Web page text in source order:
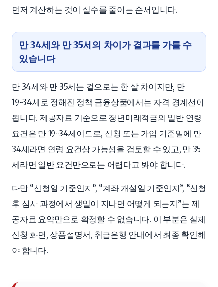
먼저 계산하는 것이 실수를 줄이는 순서입니다.
만 34세와 만 35세의 차이가 결과를 가를 수
있습니다
만 34세와 만 35세는 겉으로는 한 살 차이지만, 만
19~34세로 정해진 정책 금융상품에서는 자격 경계선이
됩니다. 제공자료 기준으로 청년미래적금의 일반 연령
요건은 만 19~34세이므로, 신청 또는 가입 기준일에 만
34세라면 연령 요건상 가능성을 검토할 수 있고, 만 35
세라면 일반 요건만으로는 어렵다고 봐야 합니다.
다만 “신청일 기준인지”, “계좌 개설일 기준인지”, “신청
후 심사 과정에서 생일이 지나면 어떻게 되는지”는 제
공자료 요약만으로 확정할 수 없습니다. 이 부분은 실제
신청 화면, 상품설명서, 취급은행 안내에서 최종 확인해
야 합니다.